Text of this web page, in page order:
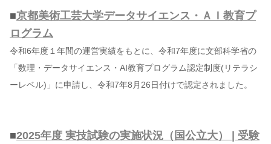
■京都美術工芸大学データサイエンス・ＡＩ教育プ
ログラム
令和6年度１年間の運営実績をもとに、令和7年度に文部科学省の
「数理・データサイエンス・AI教育プログラム認定制度(リテラシ
ーレベル)」に申請し、令和7年8月26日付けで認定されました。
■2025年度 実技試験の実施状況（国公立大） | 受験